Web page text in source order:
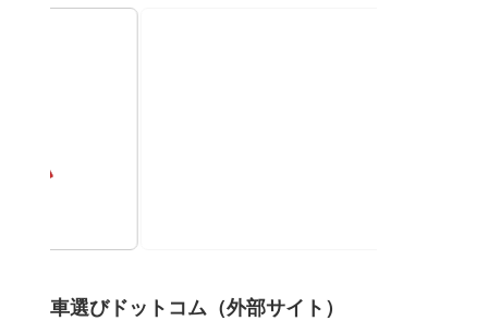
車選びドットコム（外部サイト）